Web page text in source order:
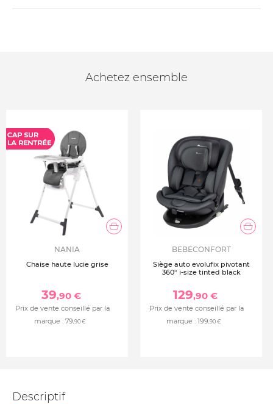
Achetez ensemble
NANIA
Chaise haute lucie grise
39,90 €
Prix de vente conseillé par la
marque : 79,90 €
BEBECONFORT
Siège auto evolufix pivotant
360° i-size tinted black
129,90 €
Prix de vente conseillé par la
marque : 199,90 €
Descriptif